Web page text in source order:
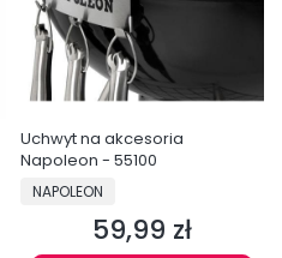
Uchwyt na akcesoria
Napoleon - 55100
PRODUCENT
NAPOLEON
Cena
59,99 zł